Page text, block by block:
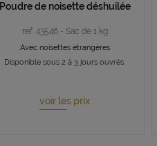
Poudre de noisette déshuilée
ref. 43546 - Sac de 1 kg
Avec noisettes étrangères
Disponible sous 2 à 3 jours ouvrés.
voir les prix